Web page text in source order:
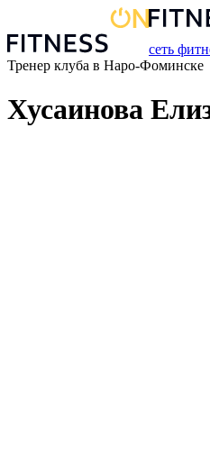
сеть
Тренер клуба в Наро-Фоминске
Хусаинова